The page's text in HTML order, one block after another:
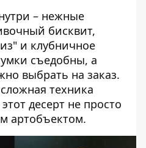
– нежные
бисквит,
и клубничное
съедобны, а
выбрать на заказ.
техника
десерт не просто
артобъектом.